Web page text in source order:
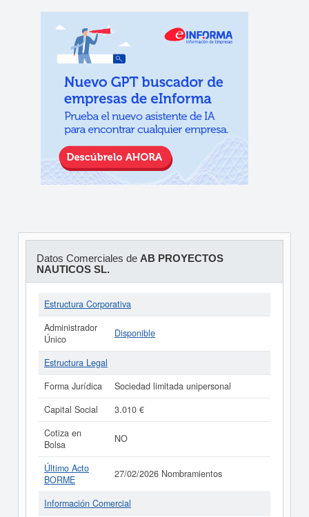
Datos Comerciales de AB PROYECTOS
NAUTICOS SL.
Estructura Corporativa
Administrador
Único
Disponible
Estructura Legal
Forma Jurídica
Sociedad limitada unipersonal
Capital Social
3.010 €
Cotiza en
Bolsa
NO
Último Acto
BORME
27/02/2026 Nombramientos
Información Comercial